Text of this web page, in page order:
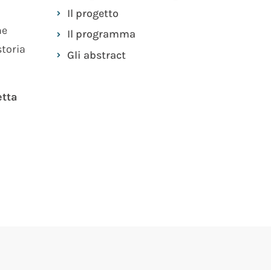
Il progetto
Il programma​
Gli abstract